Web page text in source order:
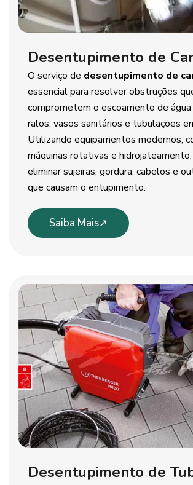
Desentupimento de
O serviço de desentupimento de
essencial para resolver obstruções
comprometem o escoamento de água
ralos, vasos sanitários e tubulações
Utilizando equipamentos modernos,
máquinas rotativas e
eliminar sujeiras, gordura, cabelos e
que causam o entupimento.
Saiba Mais
Desentupimento de